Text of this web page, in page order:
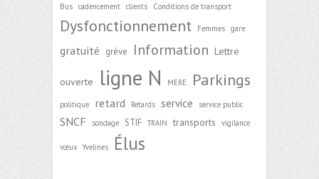
Bus cadencement clients Conditions de transport
Dysfonctionnement Femmes gare
gratuité grève Information Lettre
ouverte ligne N MERE Parkings
politique retard Retards service service public
SNCF sondage STIF TRAIN transports vigilance
vœux Yvelines Élus